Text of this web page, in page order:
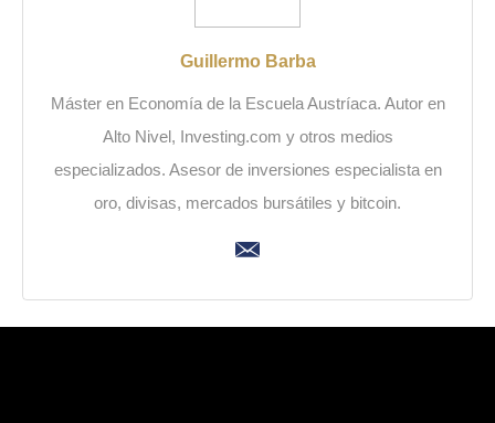
Guillermo Barba
Máster en Economía de la Escuela Austríaca. Autor en
Alto Nivel, Investing.com y otros medios
especializados. Asesor de inversiones especialista en
oro, divisas, mercados bursátiles y bitcoin.